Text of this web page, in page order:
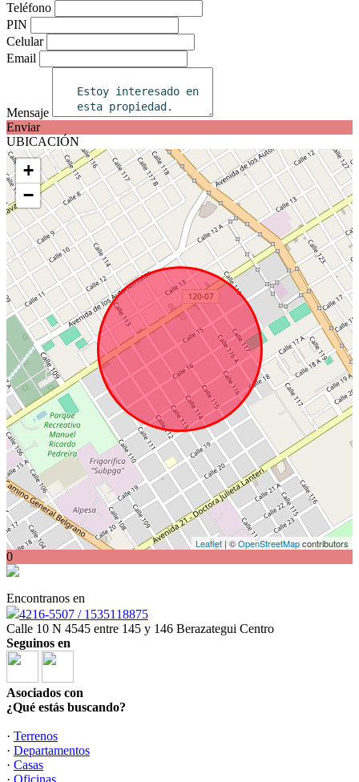
Teléfono
PIN
Celular
Email
Mensaje
Enviar
UBICACIÓN
+
−
Leaflet | ©OpenStreetMapcontributors
0
Encontranos en
4216-5507 / 1535118875
Calle 10 N 4545 entre 145 y 146 Berazategui Centro
Seguinos en
Asociados con
¿Qué estás buscando?
· Terrenos
· Departamentos
· Casas
· Oficinas